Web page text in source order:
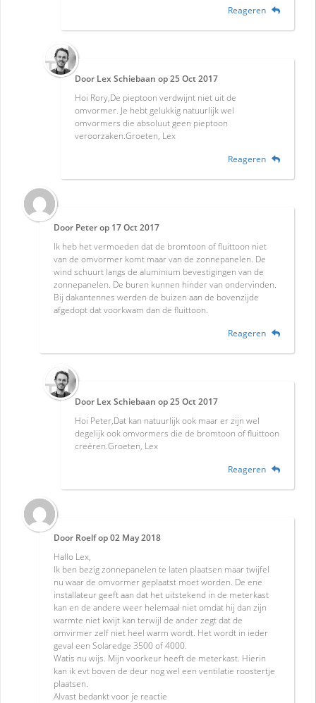
Reageren
Door Lex Schiebaan op25 Oct 2017
Hoi Rory,De pieptoon verdwijnt niet uit de
omvormer. Je hebt gelukkig natuurlijk wel
omvormers die absoluut geen pieptoon
veroorzaken.Groeten, Lex
Reageren
Door Peterop 17 Oct 2017
Ik heb het vermoeden dat de bromtoon of fluittoon niet
van de omvormer komt maar van de zonnepanelen. De
wind schuurt langs de aluminium bevestigingen van de
zonnepanelen. De buren kunnen hinder van ondervinden.
Bij dakantennes werden de buizen aan de bovenzijde
afgedopt dat voorkwam dan de fluittoon.
Reageren
Door Lex Schiebaan op25 Oct 2017
Hoi Peter,Dat kan natuurlijk ook maar er zijn wel
degelijk ook omvormers die de bromtoon of fluittoon
creëren.Groeten, Lex
Reageren
Door Roelfop02 May 2018
Hallo Lex,
Ik ben bezig zonnepanelen te laten plaatsen maar twijfel
nu waar de omvormer geplaatst moet worden. De ene
installateur geeft aan dat het uitstekend in de meterkast
kan en de andere weer helemaal niet omdat hij dan zijn
warmte niet kwijt kan terwijl de ander zegt dat de
omvirmer zelf niet heel warm wordt. Het wordt in ieder
geval een Solaredge 3500 of 4000.
Watis nu wijs. Mijn voorkeur heeft de meterkast. Hierin
kan ik evt boven de deur nog wel een ventilatie roostertje
plaatsen.
Alvast bedankt voor je reactie